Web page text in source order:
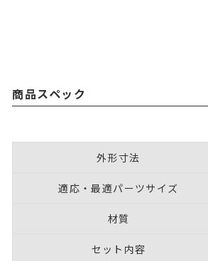
商品スペック
外形寸法
適応・最適パーツサイズ
材質
セット内容